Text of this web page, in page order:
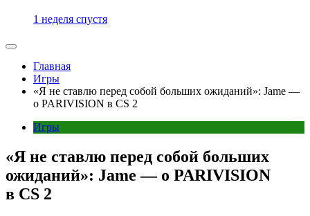
1 неделя спустя
Главная
Игры
«Я не ставлю перед собой больших ожиданий»: Jame —
о PARIVISION в CS 2
Игры
«Я не ставлю перед собой больших
ожиданий»: Jame — о PARIVISION
в CS 2